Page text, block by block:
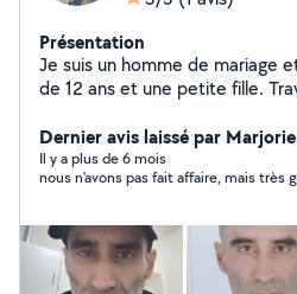
Présentation
Je suis un homme de mariage
de 12 ans et une petite fille.
famille Et mon fils est
Laver un tapis et déchets
Dernier avis laissé par
Il y a plus de 6 mois
nous n'avons pas fait affaire, mais très